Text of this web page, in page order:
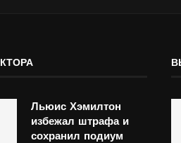
Льюис Хэмилтон
избежал штрафа и
сохранил подиум